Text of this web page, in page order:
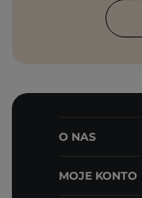
O NAS
MOJE KONTO